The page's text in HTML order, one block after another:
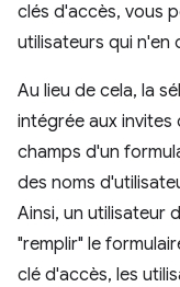
clés d'accès, vous
utilisateurs qui n'en
Au lieu de cela, la
intégrée aux invites
champs d'un
des noms
Ainsi, un utilisateur
"remplir" le
clé d'accès, les